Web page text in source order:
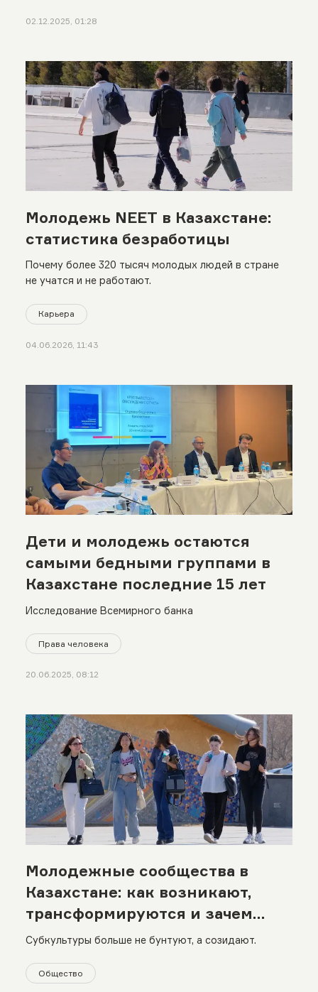
02.12.2025, 01:28
Молодежь NEET в Казахстане:
статистика безработицы
Почему более 320 тысяч молодых людей в стране
не учатся и не работают.
Карьера
04.06.2026, 11:43
Дети и молодежь остаются
самыми бедными группами в
Казахстане последние 15 лет
Исследование Всемирного банка
Права человека
20.06.2025, 08:12
Молодежные сообщества в
Казахстане: как возникают,
трансформируются и зачем
нужны новому поколению
Субкультуры больше не бунтуют, а созидают.
Общество